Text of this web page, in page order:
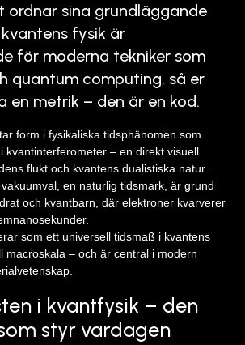
ordnar sina grundläggande
fysik är
för moderna tekniker som
quantum computing, så er
en metrik – den är en kod.
form i fysikaliska tidsphänomen som
kvantinterferometer – en direkt visuell
flukt och kvantens dualistiska natur.
en naturlig tidsmark, är grund
och kvantbarn, där elektroner kvarverer
som ett universell tidsmaß i kvantens
macroskala – och är central i modern
i kvantfysik – den
styr vardagen